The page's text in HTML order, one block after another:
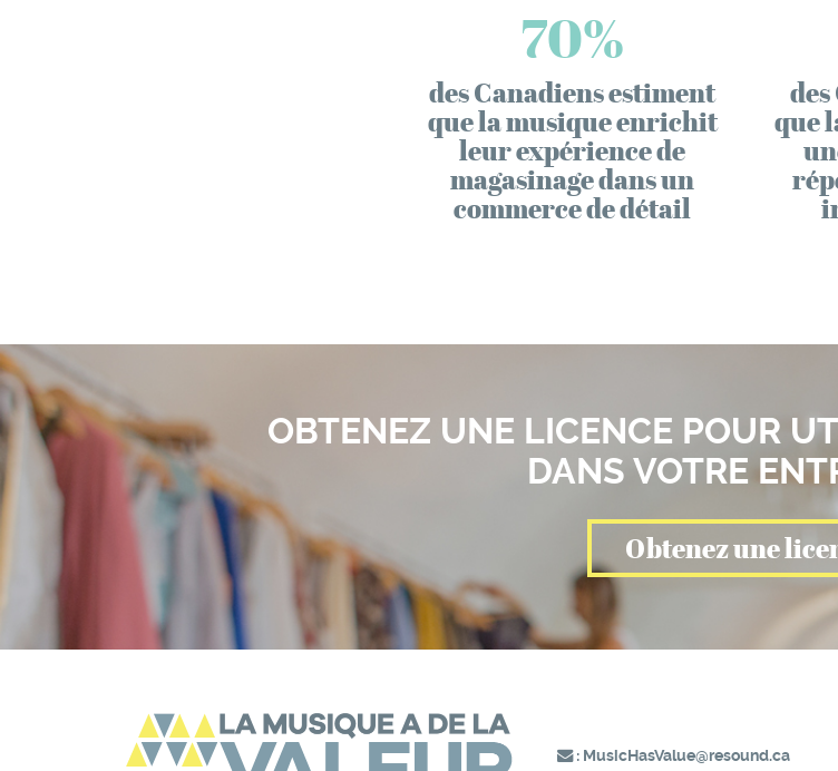
70%
des Canadiens estiment
que la musique enrichit
leur expérience de
magasinage dans un
commerce de détail
que
OBTENEZ UNE LICENCE POUR
DANS VOTRE
Obtenez une
: MusicHasValue@resound.ca